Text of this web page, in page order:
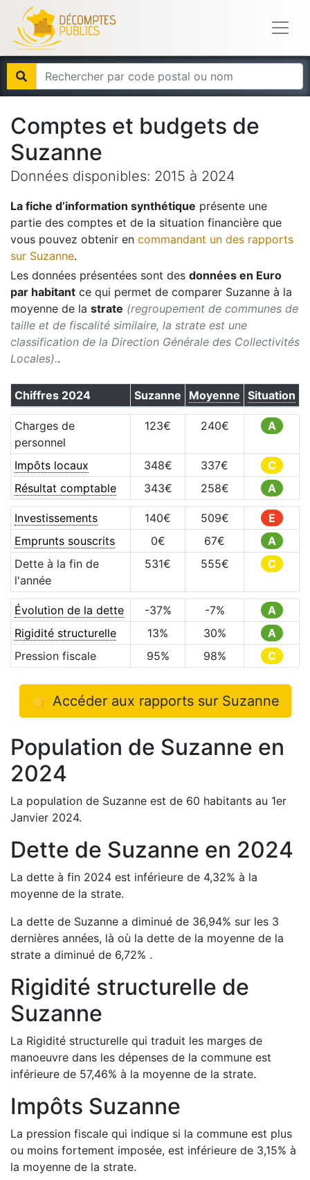
Comptes et budgets de
Suzanne
Données disponibles: 2015 à 2024
La fiche d’information synthétique présente une
partie des comptes et de la situation financière que
vous pouvez obtenir en commandant un des rapports
sur Suzanne.
Les données présentées sont des données en Euro
par habitant ce qui permet de comparer Suzanne à la
moyenne de la strate (regroupement de communes de
taille et de fiscalité similaire, la strate est une
classification de la Direction Générale des Collectivités
Locales)..
Chiffres 2024 Suzanne Moyenne Situation
Charges de
personnel
123€ 240€ A
Impôts locaux 348€ 337€
C
Résultat comptable
343€ 258€ A
Investissements 140€ 509€
E
Emprunts souscrits
0€ 67€
A
Dette à la fin de
l'année
531€ 555€ C
Évolution de la dette -37% -7%
A
Rigidité structurelle
13% 30%
A
Pression fiscale
95% 98% C
👉 Accéder aux rapports sur Suzanne
Population de Suzanne en
2024
La population de Suzanne est de 60 habitants au 1er
Janvier 2024.
Dette de Suzanne en 2024
La dette à fin 2024 est inférieure de 4,32% à la
moyenne de la strate.
La dette de Suzanne a diminué de 36,94% sur les 3
dernières années, là où la dette de la moyenne de la
strate a diminué de 6,72% .
Rigidité structurelle de
Suzanne
La Rigidité structurelle qui traduit les marges de
manoeuvre dans les dépenses de la commune est
inférieure de 57,46% à la moyenne de la strate.
Impôts Suzanne
La pression fiscale qui indique si la commune est plus
ou moins fortement imposée, est inférieure de 3,15% à
la moyenne de la strate.